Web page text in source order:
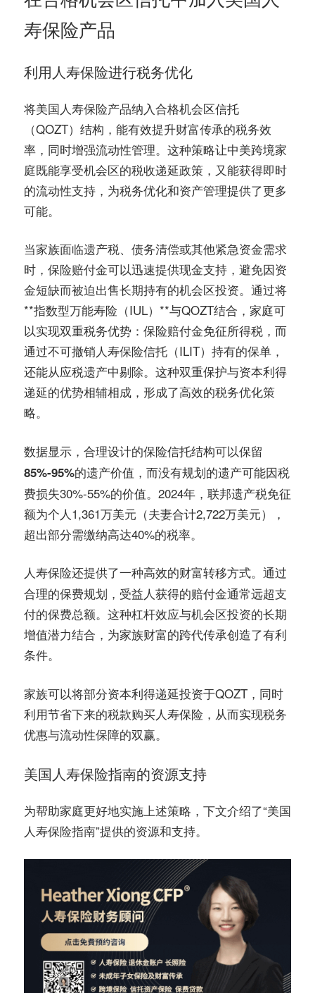
寿保险产品
利用人寿保险进行税务优化
将美国人寿保险产品纳入合格机会区信托
（QOZT）结构，能有效提升财富传承的税务效
率，同时增强流动性管理。这种策略让中美跨境家
庭既能享受机会区的税收递延政策，又能获得即时
的流动性支持，为税务优化和资产管理提供了更多
可能。
当家族面临遗产税、债务清偿或其他紧急资金需求
时，保险赔付金可以迅速提供现金支持，避免因资
金短缺而被迫出售长期持有的机会区投资。通过将
**指数型万能寿险（IUL）**与QOZT结合，家庭可
以实现双重税务优势：保险赔付金免征所得税，而
通过不可撤销人寿保险信托（ILIT）持有的保单，
还能从应税遗产中剔除。这种双重保护与资本利得
递延的优势相辅相成，形成了高效的税务优化策
略。
数据显示， 合理设计的保险信托结构可以保留
85%-95%的遗产价值 ，而没有规划的遗产可能因税
费损失30%-55%的价值。2024年，联邦遗产税免征
额为个人1,361万美元（夫妻合计2,722万美元），
超出部分需缴纳高达40%的税率。
人寿保险还提供了一种高效的财富转移方式。通过
合理的保费规划，受益人获得的赔付金通常远超支
付的保费总额。这种杠杆效应与机会区投资的长期
增值潜力结合，为家族财富的跨代传承创造了有利
条件。
家族可以将部分资本利得递延投资于QOZT，同时
利用节省下来的税款购买人寿保险，从而实现税务
优惠与流动性保障的双赢。
美国人寿保险指南的资源支持
为帮助家庭更好地实施上述策略，下文介绍了“美国
人寿保险指南”提供的资源和支持。